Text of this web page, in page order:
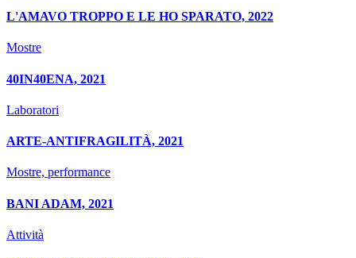
L'AMAVO TROPPO E LE HO SPARATO, 2022
Mostre
40IN40ENA, 2021
Laboratori
ARTE-ANTIFRAGILITÀ, 2021
Mostre, performance
BANI ADAM, 2021
Attività